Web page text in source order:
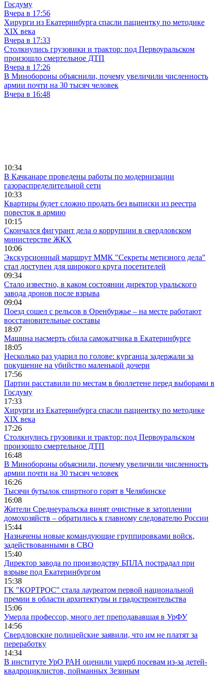
Госдуму
Вчера в 17:56
Хирурги из Екатеринбурга спасли пациентку по методике
XIX века
Вчера в 17:33
Столкнулись грузовики и трактор: под Первоуральском
произошло смертельное ДТП
Вчера в 17:26
В Минобороны объяснили, почему увеличили численность
армии почти на 30 тысяч человек
Вчера в 16:48
10:34
В Качканаре проведены работы по модернизации
газораспределительной сети
10:33
Квартиры будет сложно продать без выписки из реестра
повесток в армию
10:15
Скончался фигурант дела о коррупции в свердловском
министерстве ЖКХ
10:06
Экскурсионный маршрут ММК "Секреты метизного дела"
стал доступен для широкого круга посетителей
09:34
Стало известно, в каком состоянии директор уральского
завода дронов после взрыва
09:04
Поезд сошел с рельсов в Оренбуржье – на месте работают
восстановительные составы
18:07
Машина насмерть сбила самокатчика в Екатеринбурге
18:05
Несколько раз ударил по голове: курганца задержали за
покушение на убийство маленькой дочери
17:56
Партии расставили по местам в бюллетене перед выборами в
Госдуму
17:33
Хирурги из Екатеринбурга спасли пациентку по методике
XIX века
17:26
Столкнулись грузовики и трактор: под Первоуральском
произошло смертельное ДТП
16:48
В Минобороны объяснили, почему увеличили численность
армии почти на 30 тысяч человек
16:26
Тысячи бутылок спиртного горят в Челябинске
16:08
Жители Среднеуральска винят очистные в затоплении
домохозяйств – обратились к главному следователю России
15:44
Назначены новые командующие группировками войск,
задействованными в СВО
15:40
Директор завода по производству БПЛА пострадал при
взрыве под Екатеринбургом
15:38
ГК "КОРТРОС" стала лауреатом первой национальной
премии в области архитектуры и градостроительства
15:06
Умерла профессор, много лет преподававшая в УрФУ
14:56
Свердловские полицейские заявили, что им не платят за
переработку
14:34
В институте УрО РАН оценили ущерб посевам из-за детей-
квадроциклистов, пойманных Зезиным